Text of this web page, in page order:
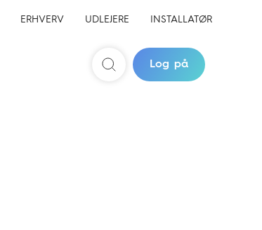
ERHVERV UDLEJERE INSTALLATØR
Søg Log på